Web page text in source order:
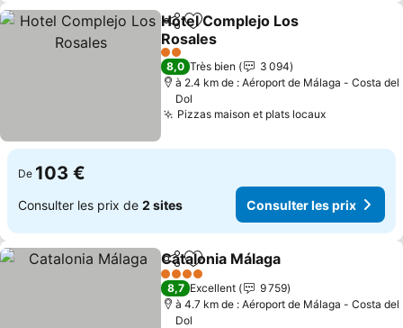
PartagerAjouter à mes favoris
Hotel Complejo Los
Rosales
2 Étoiles
8,0 Très bien
3 094
à 2.4 km de : Aéroport de Málaga - Costa del
Dol
Pizzas maison et plats locaux
De 103 €
Consulter les prix de 2 sites Consulter les prix
PartagerAjouter à mes favoris
Catalonia Málaga
4 Étoiles
8,7 Excellent
9 759
à 4.7 km de : Aéroport de Málaga - Costa del
Dol